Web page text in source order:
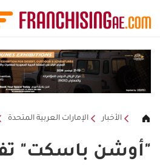
الأخبار الإمارات العربية المتحدة
"أوشن باسكت"